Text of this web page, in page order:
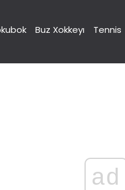
Buz Xokkeyı Tennis
ad